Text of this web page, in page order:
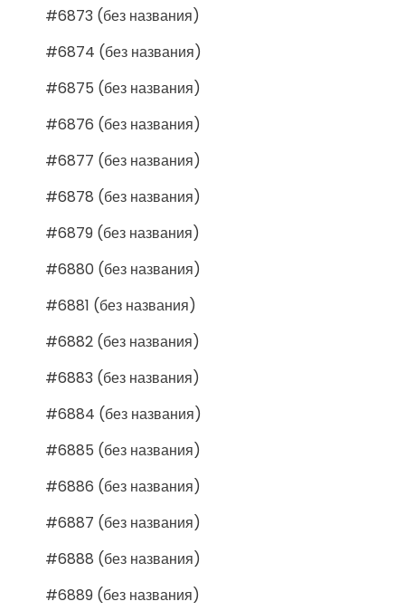
#6873 (без названия)
#6874 (без названия)
#6875 (без названия)
#6876 (без названия)
#6877 (без названия)
#6878 (без названия)
#6879 (без названия)
#6880 (без названия)
#6881 (без названия)
#6882 (без названия)
#6883 (без названия)
#6884 (без названия)
#6885 (без названия)
#6886 (без названия)
#6887 (без названия)
#6888 (без названия)
#6889 (без названия)